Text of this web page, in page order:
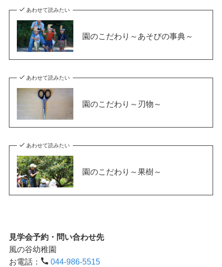
あわせて読みたい
園のこだわり～あそびの事典～
あわせて読みたい
園のこだわり～刃物～
あわせて読みたい
園のこだわり～果樹～
見学会予約・問い合わせ先
風の谷幼稚園
お電話：
044-986-5515